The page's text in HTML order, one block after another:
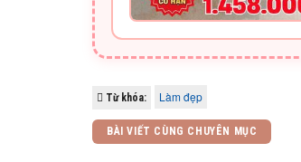
Từ khóa: Làm đẹp
BÀI VIẾT CÙNG CHUYÊN MỤC